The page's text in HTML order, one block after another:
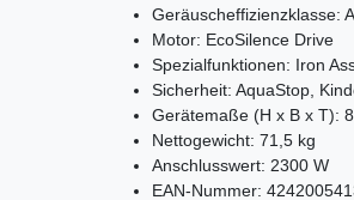
Geräuscheffizienzklasse: A
Motor: EcoSilence Drive
Spezialfunktionen: Iron
Sicherheit: AquaStop,
Gerätemaße (H x B x T):
Nettogewicht: 71,5 kg
Anschlusswert: 2300 W
EAN-Nummer: